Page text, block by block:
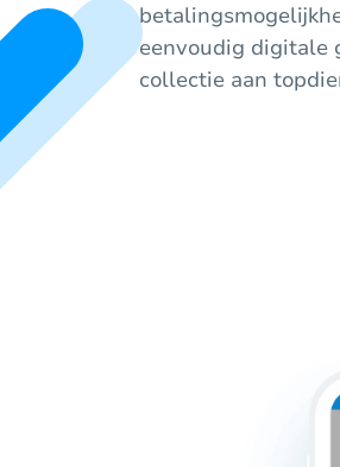
eenvoudig digitale
collectie aan